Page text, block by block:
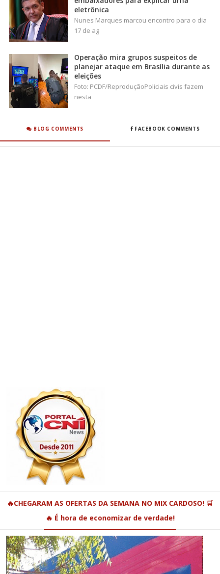
eletrônica
Nunes Marques marcou encontro para o dia
17 de ag
Operação mira grupos suspeitos de
planejar ataque em Brasília durante as
eleições
Foto: PCDF/ReproduçãoPoliciais civis fazem
nesta
BLOG COMMENTS FACEBOOK COMMENTS
🔥CHEGARAM AS OFERTAS DA SEMANA NO MIX CARDOSO! 🛒
🔥 É hora de economizar de verdade!